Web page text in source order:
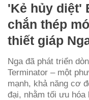
'Kẻ hủy diệt'
chắn thép
thiết giáp
Nga đã phát triển
Terminator – một
mạnh, khả năng cơ
đại, nhằm tối ưu hóa